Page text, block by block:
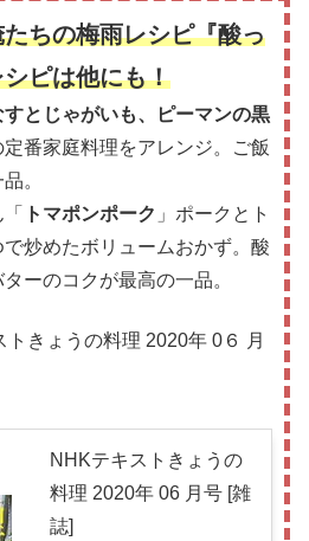
ちの梅雨レシピ『酸っ
ピは他にも！
すとじゃがいも、ピーマンの黒
定番家庭料理をアレンジ。ご飯
。
トマポンポーク 」ポークとト
炒めたボリュームおかず。酸
ーのコクが最高の一品。
きょうの料理 2020年 0６ 月
NHKテキストきょうの
料理 2020年 06 月号 [雑
誌]